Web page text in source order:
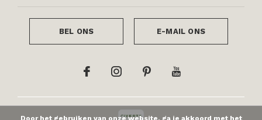
BEL ONS E-MAIL ONS
Door het gebruiken van onze website, ga je akkoord met het